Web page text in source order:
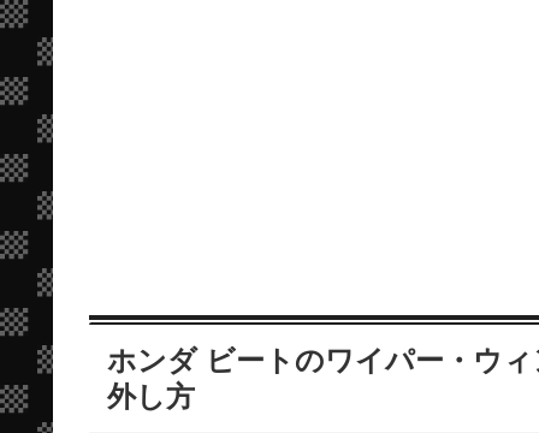
ホンダ ビートのワイパー・ウ
外し方